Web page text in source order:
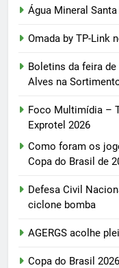
Água Mineral
Omada by TP-Link
Boletins da feira
Alves na
Foco Multimídia –
Exprotel 2026
Como foram os
Copa do Brasil de
Defesa Civil
ciclone bomba
AGERGS acolhe
Copa do Brasil